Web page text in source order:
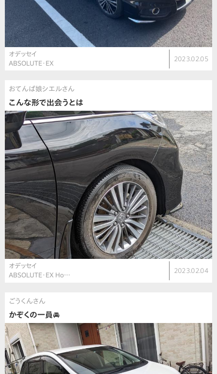
オデッセイ
ABSOLUTE・EX
2023.02.05
おてんば娘シエルさん
こんな形で出会うとは
オデッセイ
ABSOLUTE・EX Ho…
2023.02.04
ごうくんさん
かぞくの一員🚘